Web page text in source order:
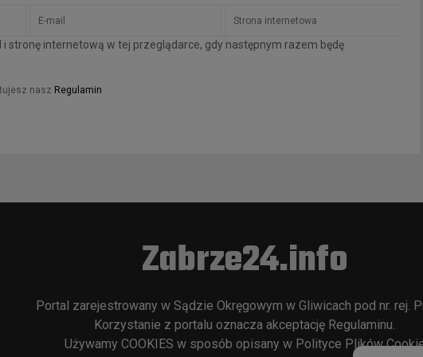
stronę internetową w tej przeglądarce, gdy następnym razem będę
nasz Regulamin
Zabrze24.info
Portal zarejestrowany w Sądzie Okręgowym w Gliwicach pod nr. rej.
Korzystanie z portalu oznacza akceptację Regulaminu
Używamy COOKIES w sposób opisany w Polityce Plików